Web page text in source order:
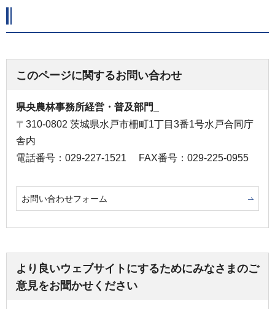
このページに関するお問い合わせ
県央農林事務所経営・普及部門_
〒310-0802 茨城県水戸市柵町1丁目3番1号水戸合同庁
舎内
電話番号：029-227-1521
FAX番号：029-225-0955
お問い合わせフォーム
より良いウェブサイトにするためにみなさまのご
意見をお聞かせください